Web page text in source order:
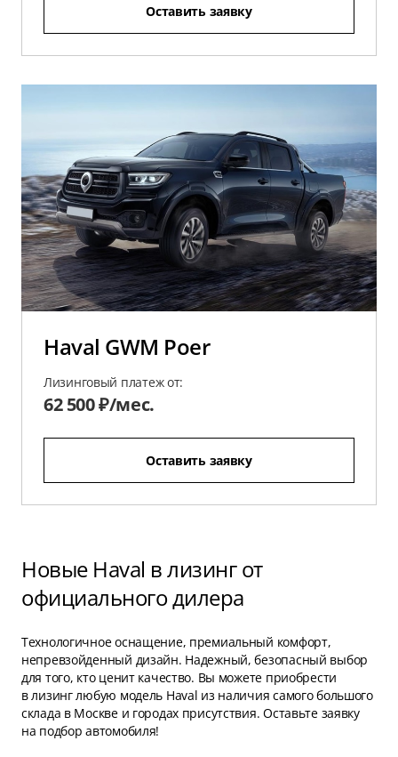
Оставить заявку
Haval GWM Poer
Лизинговый платеж от:
62 500 ₽/мес.
Оставить заявку
Новые Haval в лизинг от
официального дилера
Технологичное оснащение, премиальный комфорт,
непревзойденный дизайн. Надежный, безопасный выбор
для того, кто ценит качество. Вы можете приобрести
в лизинг любую модель Haval из наличия самого большого
склада в Москве и городах присутствия. Оставьте заявку
на подбор автомобиля!